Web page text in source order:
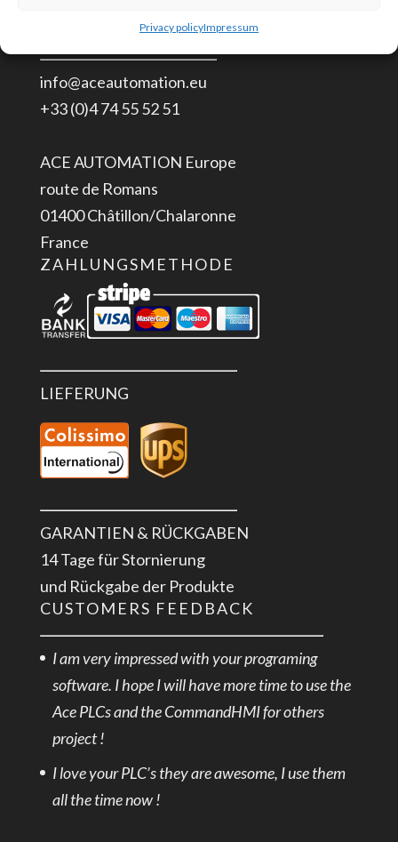
Privacy policyImpressum
ACE/eACE
SPS
Menge
KONTAKTIERE UNS
info@aceautomation.eu
+33 (0)4 74 55 52 51
ACE AUTOMATION Europe
route de Romans
01400 Châtillon/Chalaronne
France
ZAHLUNGSMETHODE
LIEFERUNG
GARANTIEN & RÜCKGABEN
14 Tage für Stornierung
und Rückgabe der Produkte
CUSTOMERS FEEDBACK
I am very impressed with your programing
software. I hope I will have more time to use the
Ace PLCs and the CommandHMI for others
project !
I love your PLC’s they are awesome, I use them
all the time now !